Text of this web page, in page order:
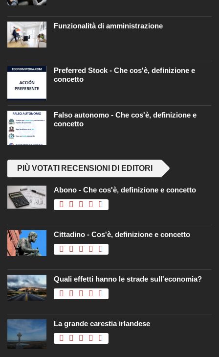
Funzionalità di amministrazione
Preferred Stock - Che cos'è, definizione e
concetto
Falso autonomo - Che cos'è, definizione e
concetto
PIÙ VOTATI RECENSIONI DI EDITORI
Abono - Che cos'è, definizione e concetto
Cittadino - Cos'è, definizione e concetto
Quali effetti hanno le strade sull'economia?
La grande carestia irlandese